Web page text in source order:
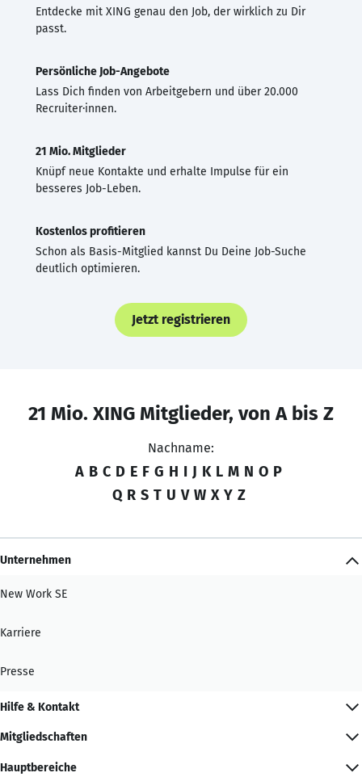
Entdecke mit XING genau den Job, der wirklich zu Dir
passt.
Persönliche Job-Angebote
Lass Dich finden von Arbeitgebern und über 20.000
Recruiter·innen.
21 Mio. Mitglieder
Knüpf neue Kontakte und erhalte Impulse für ein
besseres Job-Leben.
Kostenlos profitieren
Schon als Basis-Mitglied kannst Du Deine Job-Suche
deutlich optimieren.
Jetzt registrieren
21 Mio. XING Mitglieder, von A bis Z
Nachname:
A B C D E F G H I J K L M N O P
Q R S T U V W X Y Z
Unternehmen
New Work SE
Karriere
Presse
Hilfe & Kontakt
Mitgliedschaften
Hauptbereiche